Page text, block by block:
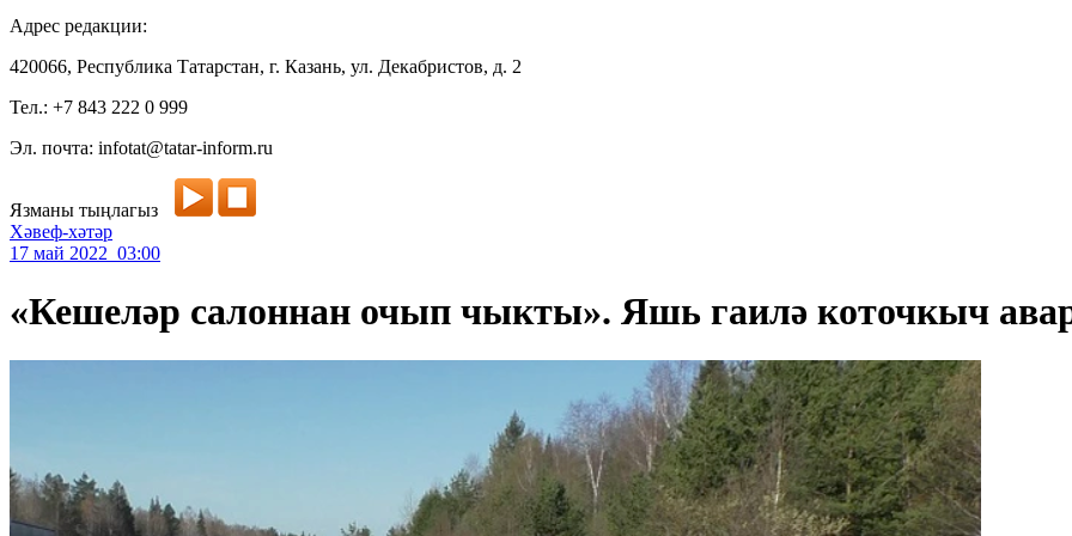
Адрес редакции:
420066, Республика Татарстан, г. Казань, ул. Декабристов, д. 2
Тел.: +7 843 222 0 999
Эл. почта: infotat@tatar-inform.ru
Язманы тыңлагыз
Хәвеф-хәтәр
17 май 2022 03:00
«Кешеләр салоннан очып чыкты». Яшь гаилә коточкыч